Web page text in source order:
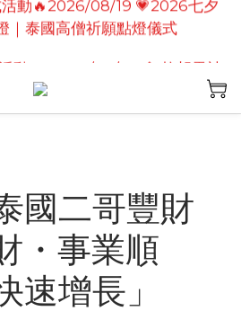
活動🔥2026/08/19 💗2026七夕
｜泰國高僧祈願點燈儀式
｜泰國高僧祈願點燈儀式
動🔥 2026/08/31 💖愛神儀式
｜泰國高僧祈願點燈儀式
國二哥豐財
・事業順
速增長」